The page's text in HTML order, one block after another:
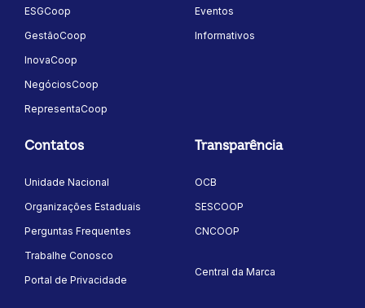
ESGCoop
GestãoCoop
InovaCoop
NegóciosCoop
RepresentaCoop
Eventos
Informativos
Contatos
Unidade Nacional
Organizações Estaduais
Perguntas Frequentes
Trabalhe Conosco
Portal de Privacidade
Transparência
OCB
SESCOOP
CNCOOP
Central da Marca